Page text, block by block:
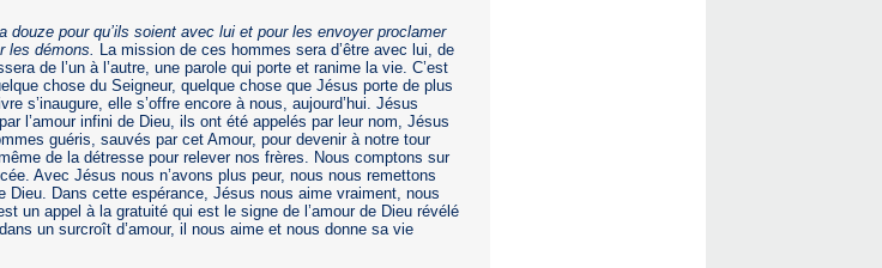
douze pour qu’ils soient avec lui et pour les envoyer proclamer
les démons.
La mission de ces hommes sera d’être avec lui, de
de l’un à l’autre, une parole qui porte et ranime la vie. C’est
chose du Seigneur, quelque chose que Jésus porte de plus
s’inaugure, elle s’offre encore à nous, aujourd’hui. Jésus
l’amour infini de Dieu, ils ont été appelés par leur nom, Jésus
guéris, sauvés par cet Amour, pour devenir à notre tour
de la détresse pour relever nos frères. Nous comptons sur
Avec Jésus nous n’avons plus peur, nous nous remettons
Dieu. Dans cette espérance, Jésus nous aime vraiment, nous
un appel à la gratuité qui est le signe de l’amour de Dieu révélé
un surcroît d’amour, il nous aime et nous donne sa vie